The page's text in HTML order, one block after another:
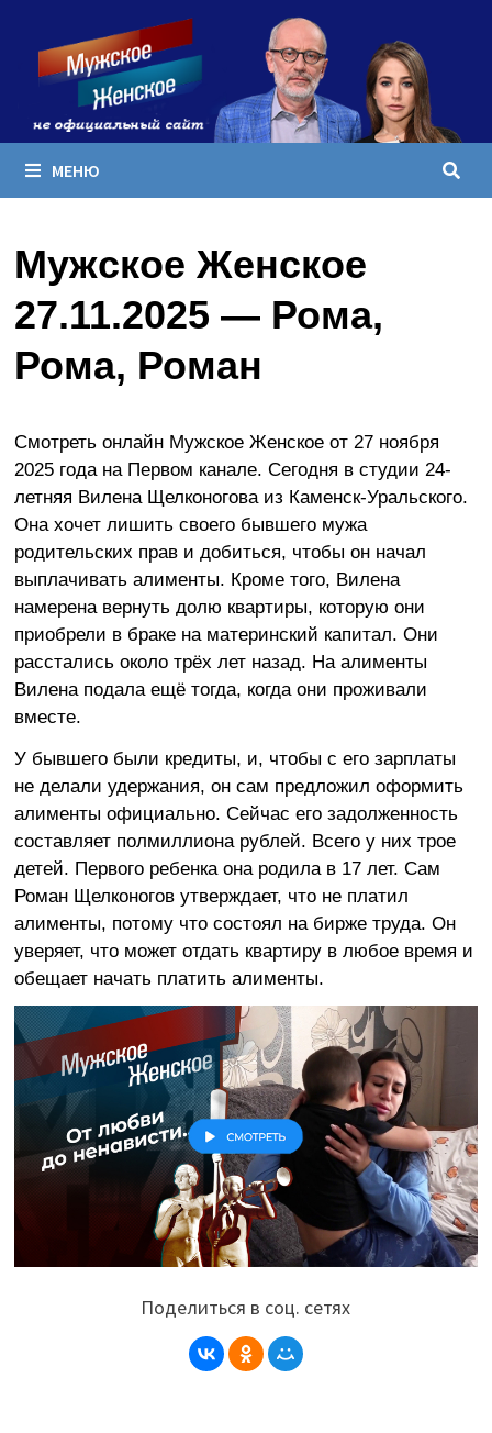
содержимому
МЕНЮ
Мужское Женское
27.11.2025 — Рома,
Рома, Роман
Смотреть онлайн Мужское Женское от 27 ноября
2025 года на Первом канале. Сегодня в студии 24-
летняя Вилена Щелконогова из Каменск-Уральского.
Она хочет лишить своего бывшего мужа
родительских прав и добиться, чтобы он начал
выплачивать алименты. Кроме того, Вилена
намерена вернуть долю квартиры, которую они
приобрели в браке на материнский капитал. Они
расстались около трёх лет назад. На алименты
Вилена подала ещё тогда, когда они проживали
вместе.
У бывшего были кредиты, и, чтобы с его зарплаты
не делали удержания, он сам предложил оформить
алименты официально. Сейчас его задолженность
составляет полмиллиона рублей. Всего у них трое
детей. Первого ребенка она родила в 17 лет. Сам
Роман Щелконогов утверждает, что не платил
алименты, потому что состоял на бирже труда. Он
уверяет, что может отдать квартиру в любое время и
обещает начать платить алименты.
Поделиться в соц. сетях